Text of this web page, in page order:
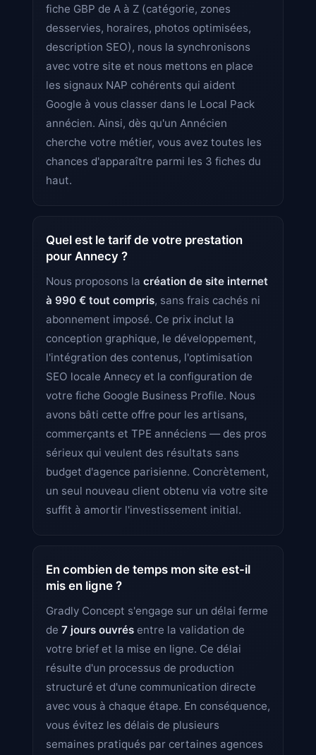
fiche GBP de A à Z (catégorie, zones
desservies, horaires, photos optimisées,
description SEO), nous la synchronisons
avec votre site et nous mettons en place
les signaux NAP cohérents qui aident
Google à vous classer dans le Local Pack
annécien. Ainsi, dès qu'un Annécien
cherche votre métier, vous avez toutes les
chances d'apparaître parmi les 3 fiches du
haut.
Quel est le tarif de votre prestation
pour Annecy ?
Nous proposons la création de site internet
à 990 € tout compris, sans frais cachés ni
abonnement imposé. Ce prix inclut la
conception graphique, le développement,
l'intégration des contenus, l'optimisation
SEO locale Annecy et la configuration de
votre fiche Google Business Profile. Nous
avons bâti cette offre pour les artisans,
commerçants et TPE annéciens — des pros
sérieux qui veulent des résultats sans
budget d'agence parisienne. Concrètement,
un seul nouveau client obtenu via votre site
suffit à amortir l'investissement initial.
En combien de temps mon site est-il
mis en ligne ?
Gradly Concept s'engage sur un délai ferme
de 7 jours ouvrés entre la validation de
votre brief et la mise en ligne. Ce délai
résulte d'un processus de production
structuré et d'une communication directe
avec vous à chaque étape. En conséquence,
vous évitez les délais de plusieurs
semaines pratiqués par certaines agences